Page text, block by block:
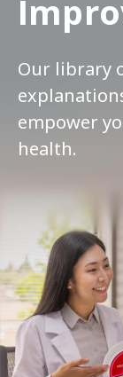
Our library
empower
health.